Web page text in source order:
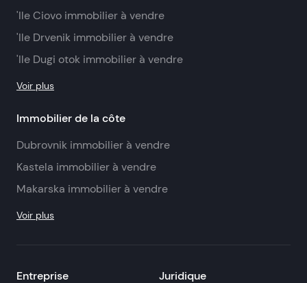
'Ile Ciovo immobilier à vendre
'Ile Drvenik immobilier à vendre
'Ile Dugi otok immobilier à vendre
Voir plus
Immobilier de la côte
Dubrovnik immobilier à vendre
Kastela immobilier à vendre
Makarska immobilier à vendre
Voir plus
Entreprise Juridique